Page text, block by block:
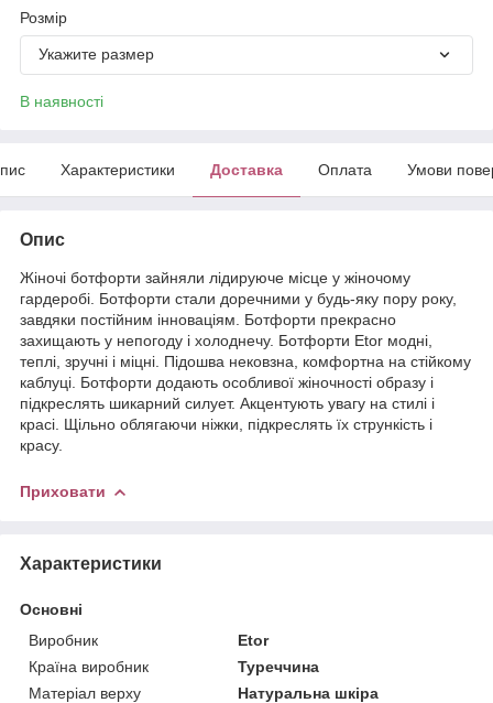
Розмір
Укажите размер
В наявності
Характеристики Доставка Оплата Умови
Опис
Жіночі ботфорти зайняли лідируюче місце у жіночому
гардеробі. Ботфорти стали доречними у будь-яку пору року,
завдяки постійним інноваціям. Ботфорти прекрасно
захищають у непогоду і холоднечу. Ботфорти Etor модні,
теплі, зручні і міцні. Підошва нековзна, комфортна на стійкому
каблуці. Ботфорти додають особливої жіночності образу і
підкреслять шикарний силует. Акцентують увагу на стилі і
красі. Щільно облягаючи ніжки, підкреслять їх стрункість і
красу.
Приховати
Характеристики
Основні
Виробник
Etor
Країна виробник
Туреччина
Матеріал верху
Натуральна шкіра